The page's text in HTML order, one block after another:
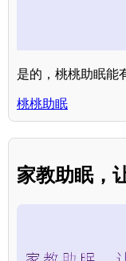
是的，桃桃助眠能
桃桃助眠
家教助眠，